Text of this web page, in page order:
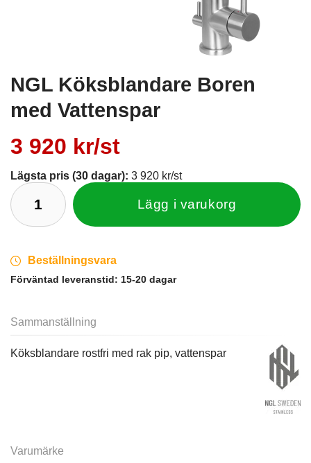
NGL Köksblandare Boren
med Vattenspar
3 920 kr/st
Lägsta pris (30 dagar): 3 920 kr/st
Lägg i varukorg
Beställningsvara
Förväntad leveranstid: 15-20 dagar
Sammanställning
Köksblandare rostfri med rak pip, vattenspar
Varumärke